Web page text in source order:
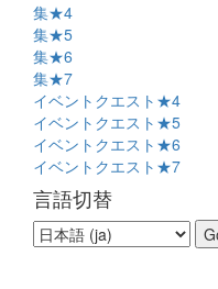
集★4
集★5
集★6
集★7
イベントクエスト★4
イベントクエスト★5
イベントクエスト★6
イベントクエスト★7
言語切替